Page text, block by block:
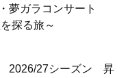
夢ガラコンサート
探る旅～
2026/27シーズン 昇